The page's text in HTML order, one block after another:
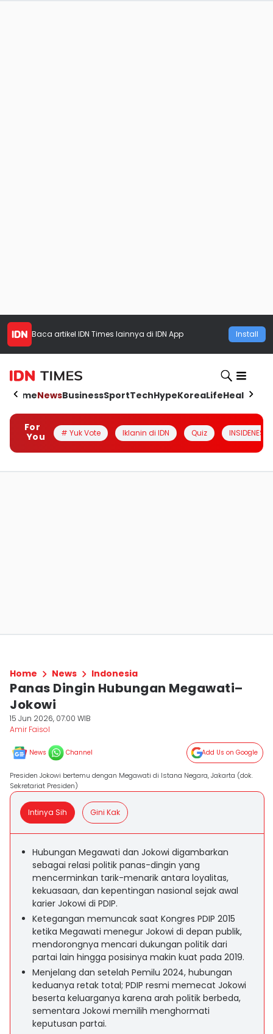
Baca artikel IDN Times lainnya di IDN App Install
HomeNewsBusinessSportTechHypeKoreaLifeHealth
For
You
# Yuk Vote Iklanin di IDN Quiz INSIDENESIA
Home News Indonesia
Panas Dingin Hubungan Megawati–
Jokowi
15 Jun 2026, 07:00 WIB
Amir Faisol
News Channel Add Us on Google
Presiden Jokowi bertemu dengan Megawati di Istana Negara, Jakarta (dok.
Sekretariat Presiden)
Intinya Sih Gini Kak
Hubungan Megawati dan Jokowi digambarkan
sebagai relasi politik panas-dingin yang
mencerminkan tarik-menarik antara loyalitas,
kekuasaan, dan kepentingan nasional sejak awal
karier Jokowi di PDIP.
Ketegangan memuncak saat Kongres PDIP 2015
ketika Megawati menegur Jokowi di depan publik,
mendorongnya mencari dukungan politik dari
partai lain hingga posisinya makin kuat pada 2019.
Menjelang dan setelah Pemilu 2024, hubungan
keduanya retak total; PDIP resmi memecat Jokowi
beserta keluarganya karena arah politik berbeda,
sementara Jokowi memilih menghormati
keputusan partai.